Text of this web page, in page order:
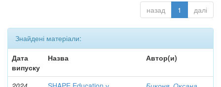
назад 1 далі
Знайдені матеріали:
Дата
випуску
Назва Автор(и)